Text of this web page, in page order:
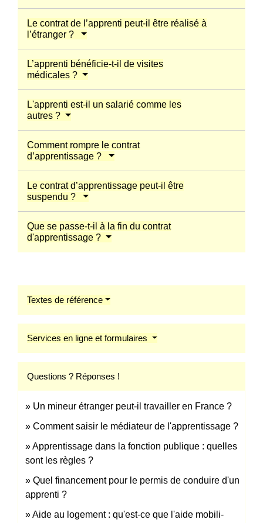
Le contrat de l’apprenti peut-il être réalisé à
l’étranger ?
L’apprenti bénéficie-t-il de visites
médicales ?
L'apprenti est-il un salarié comme les
autres ?
Comment rompre le contrat
d’apprentissage ?
Le contrat d’apprentissage peut-il être
suspendu ?
Que se passe-t-il à la fin du contrat
d'apprentissage ?
Textes de référence
Services en ligne et formulaires
Questions ? Réponses !
Un mineur étranger peut-il travailler en France ?
Comment saisir le médiateur de l'apprentissage ?
Apprentissage dans la fonction publique : quelles
sont les règles ?
Quel financement pour le permis de conduire d'un
apprenti ?
Aide au logement : qu'est-ce que l'aide mobili-